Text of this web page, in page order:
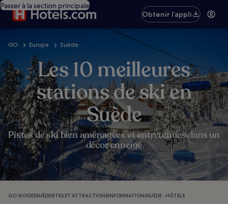
Passer à la section principale
Obtenir l’appli
GO Europe Suède
Les 10 meilleures
stations de ski en
Suède
Pistes de ski bien aménagées et entretenues dans un
décor enneigé
GO GUIDESSUÈDESITES ET ATTRACTIONSINFORMATIONSSUÈDE : HÔTELS